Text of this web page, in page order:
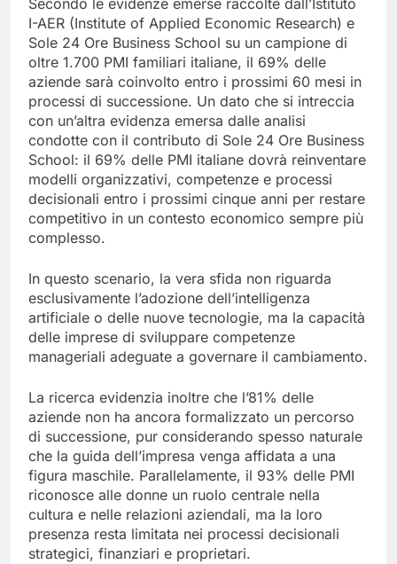
Secondo le evidenze emerse raccolte dall’Istituto
I-AER (Institute of Applied Economic Research) e
Sole 24 Ore Business School su un campione di
oltre 1.700 PMI familiari italiane, il 69% delle
aziende sarà coinvolto entro i prossimi 60 mesi in
processi di successione. Un dato che si intreccia
con un’altra evidenza emersa dalle analisi
condotte con il contributo di Sole 24 Ore Business
School: il 69% delle PMI italiane dovrà reinventare
modelli organizzativi, competenze e processi
decisionali entro i prossimi cinque anni per restare
competitivo in un contesto economico sempre più
complesso.
In questo scenario, la vera sfida non riguarda
esclusivamente l’adozione dell’intelligenza
artificiale o delle nuove tecnologie, ma la capacità
delle imprese di sviluppare competenze
manageriali adeguate a governare il cambiamento.
La ricerca evidenzia inoltre che l’81% delle
aziende non ha ancora formalizzato un percorso
di successione, pur considerando spesso naturale
che la guida dell’impresa venga affidata a una
figura maschile. Parallelamente, il 93% delle PMI
riconosce alle donne un ruolo centrale nella
cultura e nelle relazioni aziendali, ma la loro
presenza resta limitata nei processi decisionali
strategici, finanziari e proprietari.